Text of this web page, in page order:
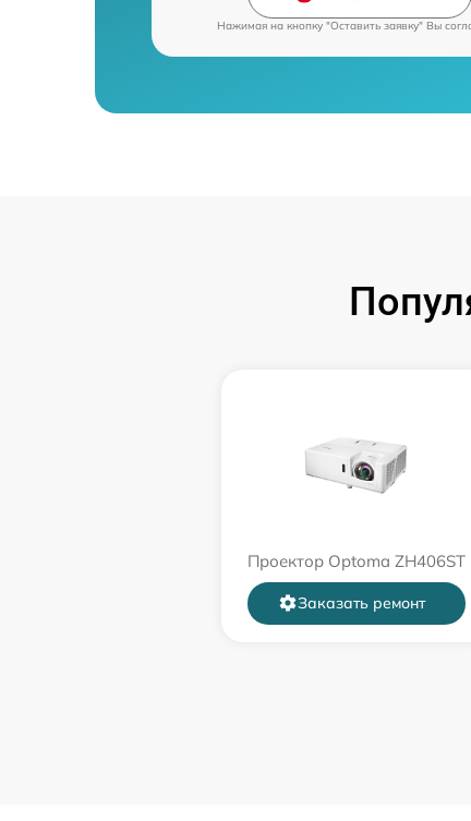
Нажимая на кнопку "Оставить заявку" Вы
Проектор Optoma ZH406ST
Заказать ремонт